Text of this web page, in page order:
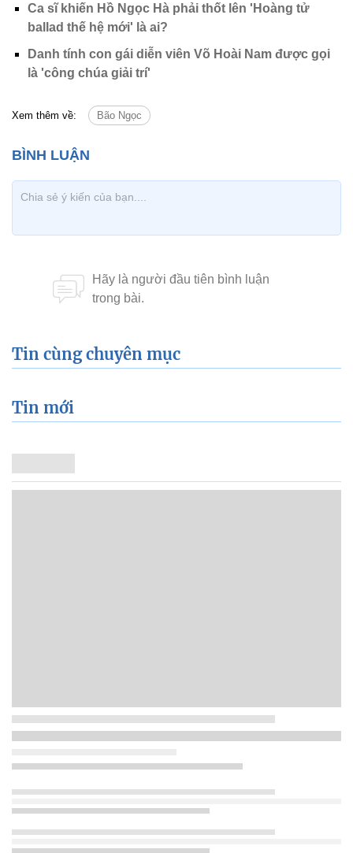
Ca sĩ khiến Hồ Ngọc Hà phải thốt lên 'Hoàng tử
ballad thế hệ mới' là ai?
Danh tính con gái diễn viên Võ Hoài Nam được gọi
là 'công chúa giải trí'
Xem thêm về: Bão Ngọc
Tin cùng chuyên mục
Tin mới